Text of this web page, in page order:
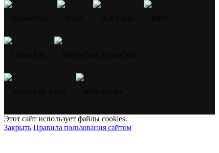
Этот сайт использует файлы cookies.
Закрыть Правила пользования сайтом